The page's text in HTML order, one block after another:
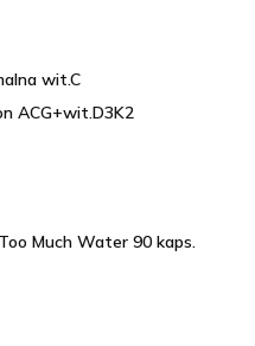
wit.C
ACG+wit.D3K2
Much Water 90 kaps.